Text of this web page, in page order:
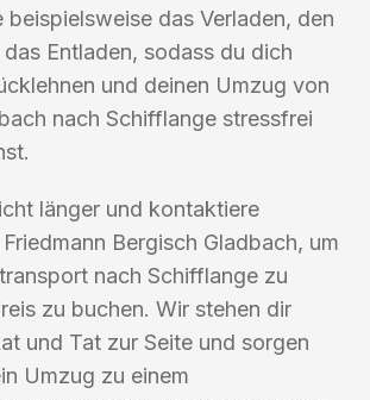
das Verladen, den
Entladen, sodass du dich
und deinen Umzug von
nach Schifflange stressfrei
länger und kontaktiere
Bergisch Gladbach, um
nach Schifflange zu
zu buchen. Wir stehen dir
und Tat zur Seite und sorgen
Umzug zu einem